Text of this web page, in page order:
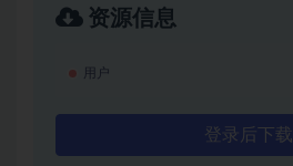
资源信息
用户
登录后下载